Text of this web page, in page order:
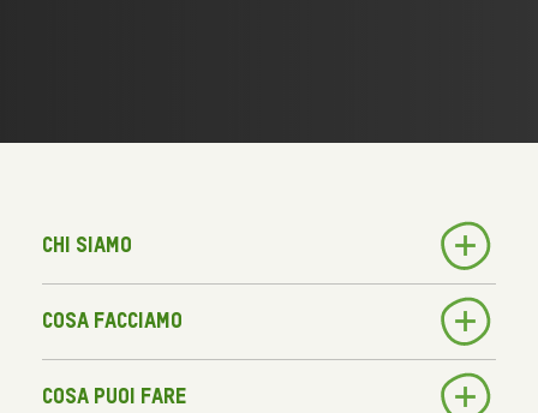
Chi siamo
Cosa facciamo
Cosa puoi fare